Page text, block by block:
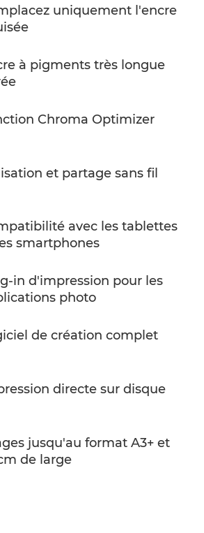
uniquement l'encre
à pigments très longue
Chroma Optimizer
et partage sans fil
avec les tablettes
smartphones
in d'impression pour les
photo
de création complet
directe sur disque
jusqu'au format A3+ et
de large